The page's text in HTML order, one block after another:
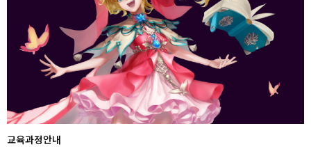
아카데미소개
지점별 홈페이지
교육과정안내